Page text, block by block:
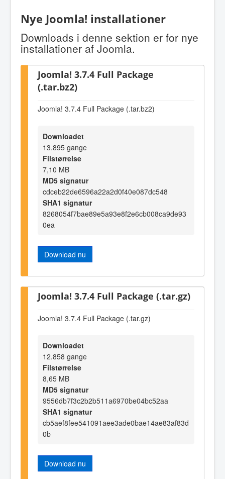
Nye Joomla! installationer
Downloads i denne sektion er for nye
installationer af Joomla.
Joomla! 3.7.4 Full Package
(.tar.bz2)
Joomla! 3.7.4 Full Package (.tar.bz2)
Downloadet
13.895 gange
Filstørrelse
7,10 MB
MD5 signatur
cdceb22de6596a22a2d0f40e087dc548
SHA1 signatur
8268054f7bae89e5a93e8f2e6cb008ca9de93
0ea
Download nu
Joomla! 3.7.4 Full Package (.tar.gz)
Joomla! 3.7.4 Full Package (.tar.gz)
Downloadet
12.858 gange
Filstørrelse
8,65 MB
MD5 signatur
9556db7f3c2b2b511a6970be04bc52aa
SHA1 signatur
cb5aef8fee541091aee3ade0bae14ae83af83d
0b
Download nu